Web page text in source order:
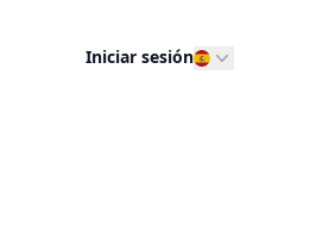
Iniciar sesión